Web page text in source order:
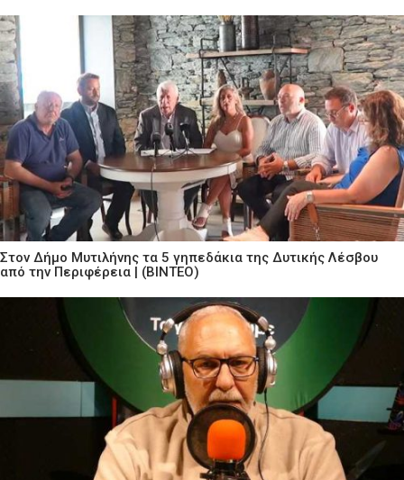
Στον Δήμο Μυτιλήνης τα 5 γηπεδάκια της Δυτικής Λέσβου
από την Περιφέρεια | (ΒΙΝΤΕΟ)